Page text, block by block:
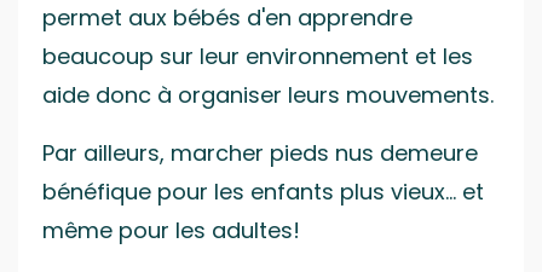
permet aux bébés d'en apprendre
beaucoup sur leur environnement et les
aide donc à organiser leurs mouvements.
Par ailleurs, marcher pieds nus demeure
bénéfique pour les enfants plus vieux... et
même pour les adultes!